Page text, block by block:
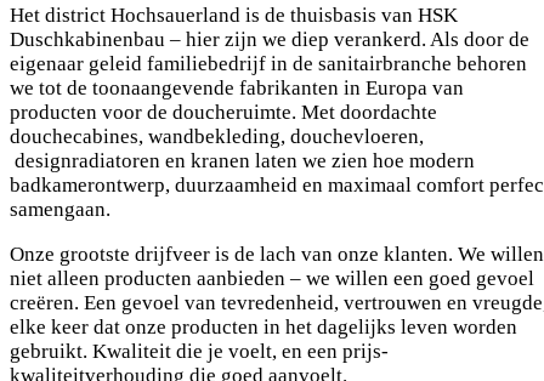
Het district Hochsauerland is de thuisbasis van HSK
Duschkabinenbau – hier zijn we diep verankerd. Als door de
eigenaar geleid familiebedrijf in de sanitairbranche behoren
we tot de toonaangevende fabrikanten in Europa van
producten voor de doucheruimte. Met doordachte
douchecabines, wandbekleding, douchevloeren,
designradiatoren en kranen laten we zien hoe modern
badkamerontwerp, duurzaamheid en maximaal comfort
samengaan.
Onze grootste drijfveer is de lach van onze klanten. We willen
niet alleen producten aanbieden – we willen een goed gevoel
creëren. Een gevoel van tevredenheid, vertrouwen en
elke keer dat onze producten in het dagelijks leven worden
gebruikt. Kwaliteit die je voelt, en een prijs-
kwaliteitverhouding die goed aanvoelt.